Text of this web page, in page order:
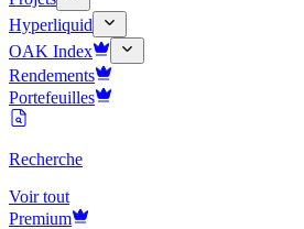
Hyperliquid
OAK Index
Rendements
Portefeuilles
Recherche
Voir tout
Premium